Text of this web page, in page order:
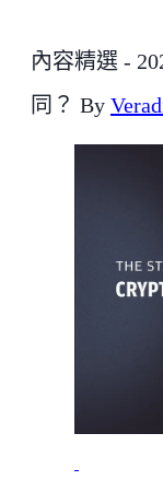
內容精選 -
同？ By